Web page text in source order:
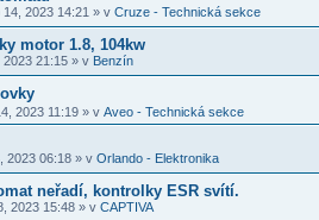
2023 14:21 » v Cruze - Technická sekce
motor 1.8, 104kw
21:15 » v Benzín
2023 11:19 » v Aveo - Technická sekce
2023 06:18 » v Orlando - Elektronika
neřadí, kontrolky ESR svítí.
2023 15:48 » v CAPTIVA